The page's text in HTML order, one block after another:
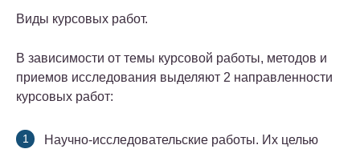
Виды курсовых работ.
В зависимости от темы курсовой работы, методов и
приемов исследования выделяют 2 направленности
курсовых работ:
Научно-исследовательские работы. Их целью